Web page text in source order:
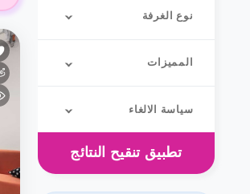
نوع الغرفة
المميزات
سياسة الالغاء
تطبيق تنقيح النتائج